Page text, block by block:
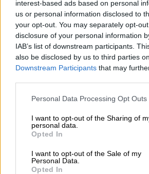
interest-based ads based on personal
us or personal information disclosed to
your opt-out. You may separately opt-
disclosure of your personal information
IAB’s list of downstream participants.
also be disclosed by us to third parties
Downstream Participants that may
Personal Data Processing Opt Outs
I want to opt-out of the Sharing of
personal data.
Opted In
I want to opt-out of the Sale of my
Personal Data.
Opted In
Clara Campoamor: Mi sueño,
mi pesadilla
Por María Pérez Herrero
NOTICIAS MAS
LABERINTO ESPAÑOL